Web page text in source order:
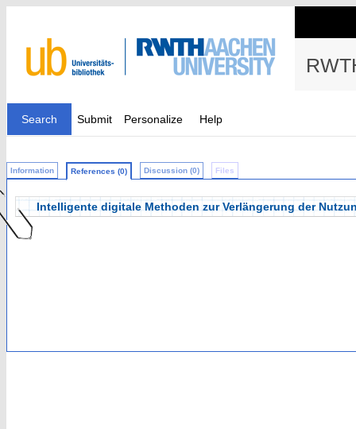
Search Submit Personalize Help
Information References (0) Discussion (0) Files
Intelligente digitale Methoden zur Verlängerung der